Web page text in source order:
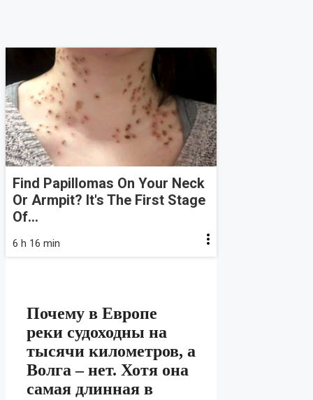
Find Papillomas On Your Neck
Or Armpit? It's The First Stage
Of...
6 h 16 min
Почему в Европе
реки судоходны на
тысячи километров, а
Волга – нет. Хотя она
самая длинная в